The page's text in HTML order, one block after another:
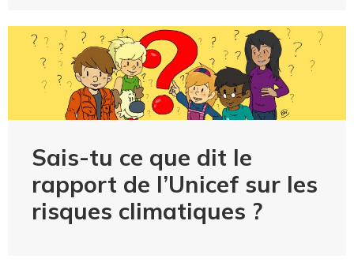
Sais-tu ce que dit le
rapport de l’Unicef sur les
risques climatiques ?